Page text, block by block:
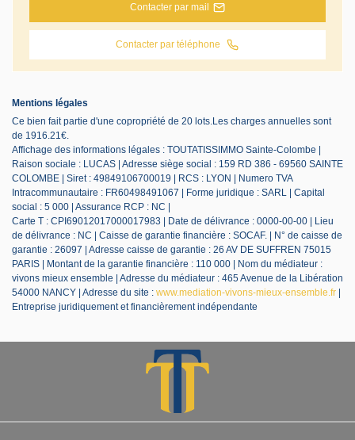
Contacter par mail
Contacter par téléphone
Mentions légales
Ce bien fait partie d'une copropriété de 20 lots.Les charges annuelles sont
de 1916.21€.
Affichage des informations légales : TOUTATISSIMMO Sainte-Colombe |
Raison sociale : LUCAS | Adresse siège social : 159 RD 386 - 69560 SAINTE
COLOMBE | Siret : 49849106700019 | RCS : LYON | Numero TVA
Intracommunautaire : FR60498491067 | Forme juridique : SARL | Capital
social : 5 000 | Assurance RCP : NC |
Carte T : CPI69012017000017983 | Date de délivrance : 0000-00-00 | Lieu
de délivrance : NC | Caisse de garantie financière : SOCAF. | N° de caisse de
garantie : 26097 | Adresse caisse de garantie : 26 AV DE SUFFREN 75015
PARIS | Montant de la garantie financière : 110 000 | Nom du médiateur :
vivons mieux ensemble | Adresse du médiateur : 465 Avenue de la Libération
54000 NANCY | Adresse du site : www.mediation-vivons-mieux-ensemble.fr
Entreprise juridiquement et financièrement indépendante